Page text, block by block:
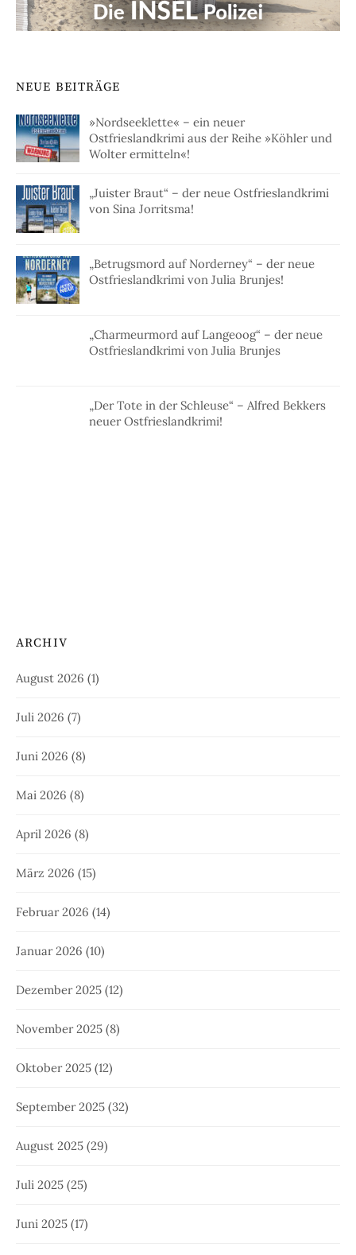
NEUE BEITRÄGE
»Nordseeklette« – ein neuer
Ostfrieslandkrimi aus der Reihe »Köhler und
Wolter ermitteln«!
„Juister Braut“ – der neue Ostfrieslandkrimi
von Sina Jorritsma!
„Betrugsmord auf Norderney“ – der neue
Ostfrieslandkrimi von Julia Brunjes!
„Charmeurmord auf Langeoog“ – der neue
Ostfrieslandkrimi von Julia Brunjes
„Der Tote in der Schleuse“ – Alfred Bekkers
neuer Ostfrieslandkrimi!
ARCHIV
August 2026 (1)
Juli 2026 (7)
Juni 2026 (8)
Mai 2026 (8)
April 2026 (8)
März 2026 (15)
Februar 2026 (14)
Januar 2026 (10)
Dezember 2025 (12)
November 2025 (8)
Oktober 2025 (12)
September 2025 (32)
August 2025 (29)
Juli 2025 (25)
Juni 2025 (17)